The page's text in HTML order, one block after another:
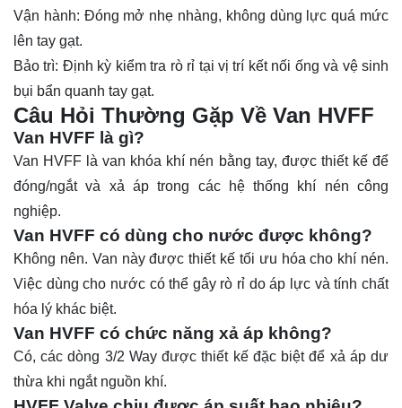
Vận hành: Đóng mở nhẹ nhàng, không dùng lực quá mức
lên tay gạt.
Bảo trì: Định kỳ kiểm tra rò rỉ tại vị trí kết nối ống và vệ sinh
bụi bẩn quanh tay gạt.
Câu Hỏi Thường Gặp Về Van HVFF
Van HVFF là gì?
Van HVFF là van khóa khí nén bằng tay, được thiết kế để
đóng/ngắt và xả áp trong các hệ thống khí nén công
nghiệp.
Van HVFF có dùng cho nước được không?
Không nên. Van này được thiết kế tối ưu hóa cho khí nén.
Việc dùng cho nước có thể gây rò rỉ do áp lực và tính chất
hóa lý khác biệt.
Van HVFF có chức năng xả áp không?
Có, các dòng 3/2 Way được thiết kế đặc biệt để xả áp dư
thừa khi ngắt nguồn khí.